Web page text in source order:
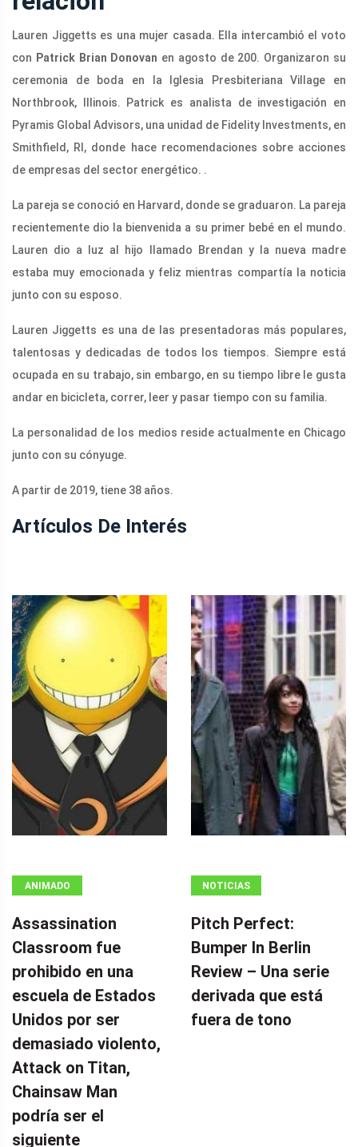
Lauren Jiggetts es una mujer casada. Ella intercambió el voto
con Patrick Brian Donovan en agosto de 200. Organizaron su
ceremonia de boda en la Iglesia Presbiteriana Village en
Northbrook, Illinois. Patrick es analista de investigación en
Pyramis Global Advisors, una unidad de Fidelity Investments, en
Smithfield, RI, donde hace recomendaciones sobre acciones
de empresas del sector energético. .
La pareja se conoció en Harvard, donde se graduaron. La pareja
recientemente dio la bienvenida a su primer bebé en el mundo.
Lauren dio a luz al hijo llamado Brendan y la nueva madre
estaba muy emocionada y feliz mientras compartía la noticia
junto con su esposo.
Lauren Jiggetts es una de las presentadoras más populares,
talentosas y dedicadas de todos los tiempos. Siempre está
ocupada en su trabajo, sin embargo, en su tiempo libre le gusta
andar en bicicleta, correr, leer y pasar tiempo con su familia.
La personalidad de los medios reside actualmente en Chicago
junto con su cónyuge.
A partir de 2019, tiene 38 años.
Artículos De Interés
ANIMADO
Assassination
Classroom fue
prohibido en una
escuela de Estados
Unidos por ser
demasiado violento,
Attack on Titan,
Chainsaw Man
podría ser el
siguiente
NOTICIAS
Pitch Perfect:
Bumper In Berlin
Review – Una serie
derivada que está
fuera de tono